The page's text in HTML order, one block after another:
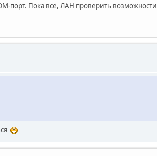
порт. Пока всё, ЛАН проверить возможности